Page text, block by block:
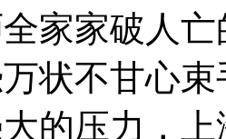
家家破人
状不甘心
的压力，